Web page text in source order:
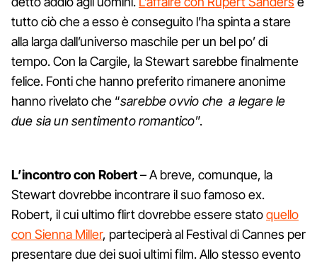
tutto ciò che a esso è conseguito l’ha spinta a stare
alla larga dall’universo maschile per un bel po’ di
tempo. Con la Cargile, la Stewart sarebbe finalmente
felice. Fonti che hanno preferito rimanere anonime
hanno rivelato che “sarebbe ovvio che a legare le
due sia un sentimento romantico”.
L’incontro con Robert– A breve, comunque, la
Stewart dovrebbe incontrare il suo famoso ex.
Robert, il cui ultimo flirt dovrebbe essere statoquello
con Sienna Miller, parteciperà al Festival di Cannes per
presentare due dei suoi ultimi film. Allo stesso evento